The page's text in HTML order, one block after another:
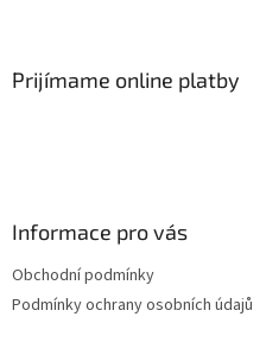
Prijímame online platby
Informace pro vás
Obchodní podmínky
Podmínky ochrany osobních údajů